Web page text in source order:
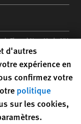
Floor | New York,NY
registered in the US
d'autres
expérience en
confirmez votre
politique
sur les cookies,